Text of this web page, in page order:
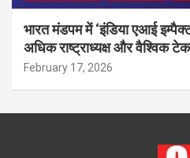
भारत मंडपम में ‘इंडिया एआई
अधिक राष्ट्राध्यक्ष और वैश्विक
February 17, 2026